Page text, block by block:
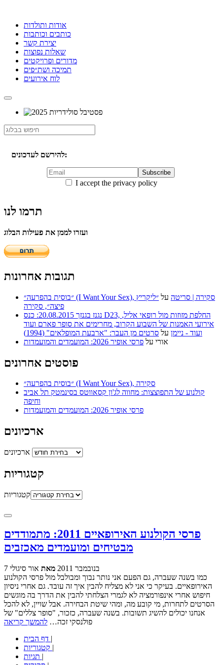
אודות ותולדות
כותבים וכותבות
יצירת קשר
שאלות נפוצות
מדורים ופרויקטים
תמיכה ושת״פים
לוח אירועים
להירשם לעדכונים:
I accept the privacy policy
תרמו לנו
ועזרו לממן את פעילות הבלוג
תגובות אחרונות
״בוסית בהפרעה״ (I Want Your Sex), סקירה | סריטה על ״ליקריץ
פיצה״, סקירה
נגנז בגנזך 20.08.2015: כנס D23, החלפת מזוזות מול רופאי אליל,
אירועי האמנות של השבוע הקרוב, מחרימים את סופר פארם ועוד
ועוד - ניימן על סרטים מן העבר: "ארבעת המופלאים" (1994)
אורי על פרסי אופיר 2026: המועמדים והמועמדות
פוסטים אחרונים
״בוסית בהפרעה״ (I Want Your Sex), סקירה
קולנוע של התפוצצות: מחווה לג'ון קסאווטס בסינמטק תל אביב
וחיפה
פרסי אופיר 2026: המועמדים והמועמדות
ארכיונים
ארכיונים
קטגוריות
קטגוריות
פרסי הקולנוע האירופאיים 2011: מתמודדים
מבטיחים ומועמדים מאכזבים
7 בנובמבר 2011 מאת אור סיגולי
כמו בשנה שעברה, גם הפעם אני נותר נבוך ומבולבל מול פרסי הקולנוע
האירופאיים. בעיקר כי אני לא מצליח להבין איך זה עובד. גם אחרי ניסיון
חיפוש אחרי אינפורמציה לא לגמרי הצלחתי להבין את הדרך בה מוגשים
הסרטים לתחרות, מי קובע מה, ומהי שיטת הבחירה. אבל שויין, לא להכל
אנחנו יכולים להשיג תשובות. בשנה שעברה, כזכור, "סופר צללים" של
פולנסקי זכה… להמשך קריאה
|
|
|